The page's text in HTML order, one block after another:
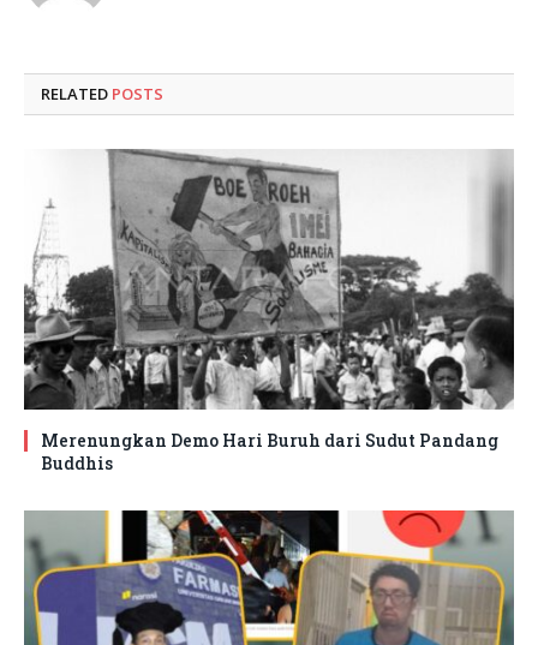
RELATED POSTS
Merenungkan Demo Hari Buruh dari Sudut Pandang
Buddhis